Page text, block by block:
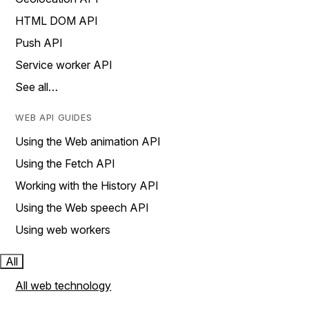
HTML DOM API
Push API
Service worker API
See all…
WEB API GUIDES
Using the Web animation API
Using the Fetch API
Working with the History API
Using the Web speech API
Using web workers
All
All web technology